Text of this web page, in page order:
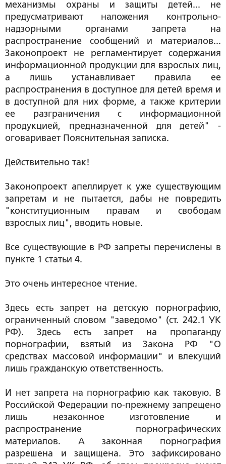
механизмы охраны и защиты детей... не
предусматривают наложения контрольно-
надзорными органами запрета на
распространение сообщений и материалов...
Законопроект не регламентирует содержания
информационной продукции для взрослых лиц,
а лишь устанавливает правила ее
распространения в доступное для детей время и
в доступной для них форме, а также критерии
ее разграничения с информационной
продукцией, предназначенной для детей" -
оговаривает Пояснительная записка.
Действительно так!
Законопроект апеллирует к уже существующим
запретам и не пытается, дабы не повредить
"конституционным правам и свободам
взрослых лиц", вводить новые.
Все существующие в РФ запреты перечислены в
пункте 1 статьи 4.
Это очень интересное чтение.
Здесь есть запрет на детскую порнографию,
ограниченный словом "заведомо" (ст. 242.1 УК
РФ). Здесь есть запрет на пропаганду
порнографии, взятый из Закона РФ "О
средствах массовой информации" и влекущий
лишь гражданскую ответственность.
И нет запрета на порнографию как таковую. В
Российской Федерации по-прежнему запрещено
лишь незаконное изготовление и
распространение порнографических
материалов. А законная порнография
разрешена и защищена. Это зафиксировано